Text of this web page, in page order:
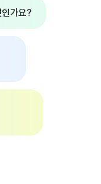
가요?